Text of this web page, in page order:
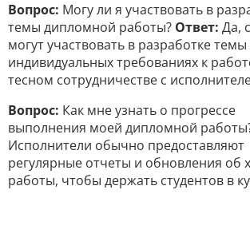
Вопрос: Могу ли я участвовать в
темы дипломной работы? Ответ: Да,
могут участвовать в разработке темы
индивидуальных требованиях к
тесном сотрудничестве с
Вопрос: Как мне узнать о прогрессе
выполнения моей дипломной
Исполнители обычно предоставляют
регулярные отчеты и обновления об
работы, чтобы держать студентов в